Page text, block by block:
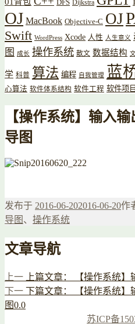
DFS Dijkstra
OJ MacBook Objective-C OJ
Swift WordPress Xcode 人性 人生意义
图
成长 操作系统 散文 数据结构
学 科普 算法 编程 自我管理 蓝
心算法 软件体系结构 软件工程 软件项
【操作系统】输入
导图
发布于 2016-06-202016-06-20作
导图 、 操作系统
文章导航
上一 上篇文章：
【操作系统
下一 下篇文章：
【操作系统
图0.0
苏ICP备